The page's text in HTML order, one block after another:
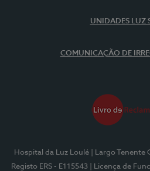
UNIDADES LUZ
COMUNICAÇÃO DE
Hospital da Luz Loulé | Largo Tenente
Registo ERS - E115543
| Licença de